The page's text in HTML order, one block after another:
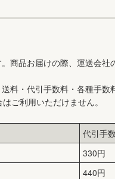
商品お届けの際、運送会
料・代引手数料・各種手数
ご利用いただけません。
代引手
330円
440円